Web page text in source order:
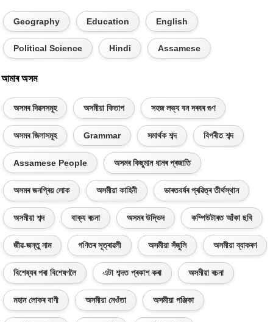
Geography Education English
Political Science Hindi Assamese
আমাৰ অসম
অসমৰ দিৱসসমূহ অসমীয়া কিতাপ সহজ লভ্য বন দৰবৰ গুণ
অসমৰ জিলাসমূহ Grammar সমাৰ্থক শব্দ বিপৰীত শব্দ
Assamese People অসমৰ কিছুমান ধানৰ প্ৰজাতি
অসমৰ জনপ্ৰিয় লোক অসমীয়া কাহিনী ভাৰতবৰ্ষৰ প্ৰৱিত্ৰ তীৰ্থস্থান
অসমীয়া শব্দ বাক্য ৰচনা অসমৰ উদ্ভিদ কম্পিউটাৰত আঁকা ছবি
জীৱ-জন্তু নাম গণিতৰ সূত্ৰাৱলী অসমীয়া সঁজুলি অসমীয়া ব্যাকৰণ
বিশেষ্যৰ পৰা বিশেষণলৈ এটা শব্দত প্ৰকাশ কৰা অসমীয়া ৰচনা
মহান লোকৰ বাণী অসমীয়া নেওঁতা অসমীয়া পঞ্জিকা